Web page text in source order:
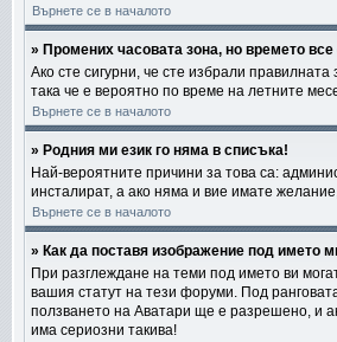
Върнете се в началото
» Промених часовата зона, но времето
Ако сте сигурни, че сте избрали
така че е вероятно по време на летните
Върнете се в началото
» Родния ми език го няма в списъка!
Най-вероятните причини за това са:
инсталират, а ако няма и вие имате
Върнете се в началото
» Как да поставя изображение под името
При разглеждане на теми под името ви
вашия статут на тези форуми. Под
ползването на Аватари ще е разрешено, и
има сериозни такива!